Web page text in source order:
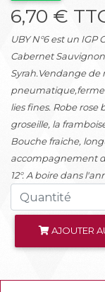
6,70 €
UBY N°6 est un IGP
Cabernet
Syrah.Vendange de
lies fines. Robe
groseille, la
Bouche fraiche,
accompagnement
12°. A boire dans
AJOUTER